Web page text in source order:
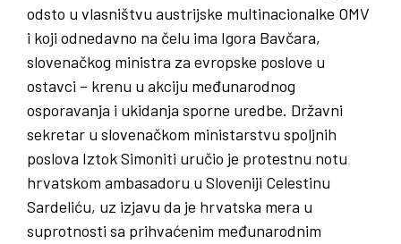
odsto u vlasništvu austrijske multinacionalke OMV
i koji odnedavno na čelu ima Igora Bavčara,
slovenačkog ministra za evropske poslove u
ostavci – krenu u akciju međunarodnog
osporavanja i ukidanja sporne uredbe. Državni
sekretar u slovenačkom ministarstvu spoljnih
poslova Iztok Simoniti uručio je protestnu notu
hrvatskom ambasadoru u Sloveniji Celestinu
Sardeliću, uz izjavu da je hrvatska mera u
suprotnosti sa prihvaćenim međunarodnim